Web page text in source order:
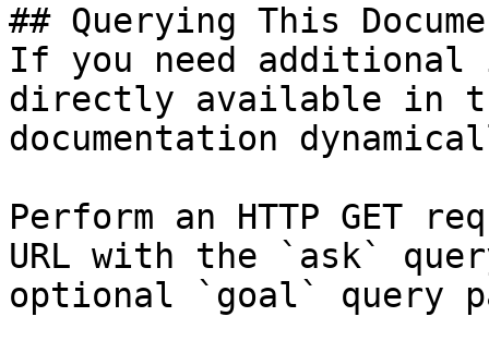
## Querying This
If you need
directly available in
documentation
Perform an HTTP GET
URL with the `ask`
optional `goal` query